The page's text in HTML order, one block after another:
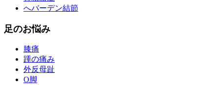
へバーデン結節
足のお悩み
膝痛
踵の痛み
外反母趾
О脚